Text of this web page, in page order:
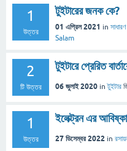
1
উত্তর
টুইটারের জনক কে?
01 এপ্রিল 2021 in
Salam
2
টি উত্তর
টুইটারে প্রেরিত
06 জুলাই 2020 inটুইটার
1
উত্তর
ইলেক্ট্রন এর
27 ডিসেম্বর 2022 in